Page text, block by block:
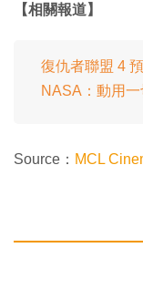
【相關報道】
復仇者聯盟 4
NASA：動用
Source： MCL